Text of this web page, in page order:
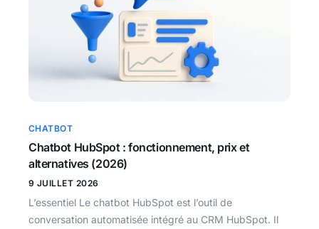
CHATBOT
Chatbot HubSpot : fonctionnement, prix et
alternatives (2026)
9 JUILLET 2026
L’essentiel Le chatbot HubSpot est l’outil de
conversation automatisée intégré au CRM HubSpot. Il